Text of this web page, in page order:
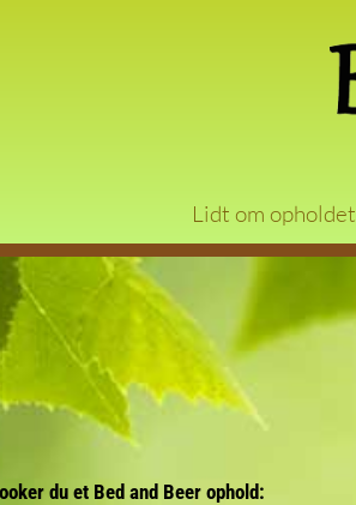
Lidt om opholdet
du et Bed and Beer ophold: